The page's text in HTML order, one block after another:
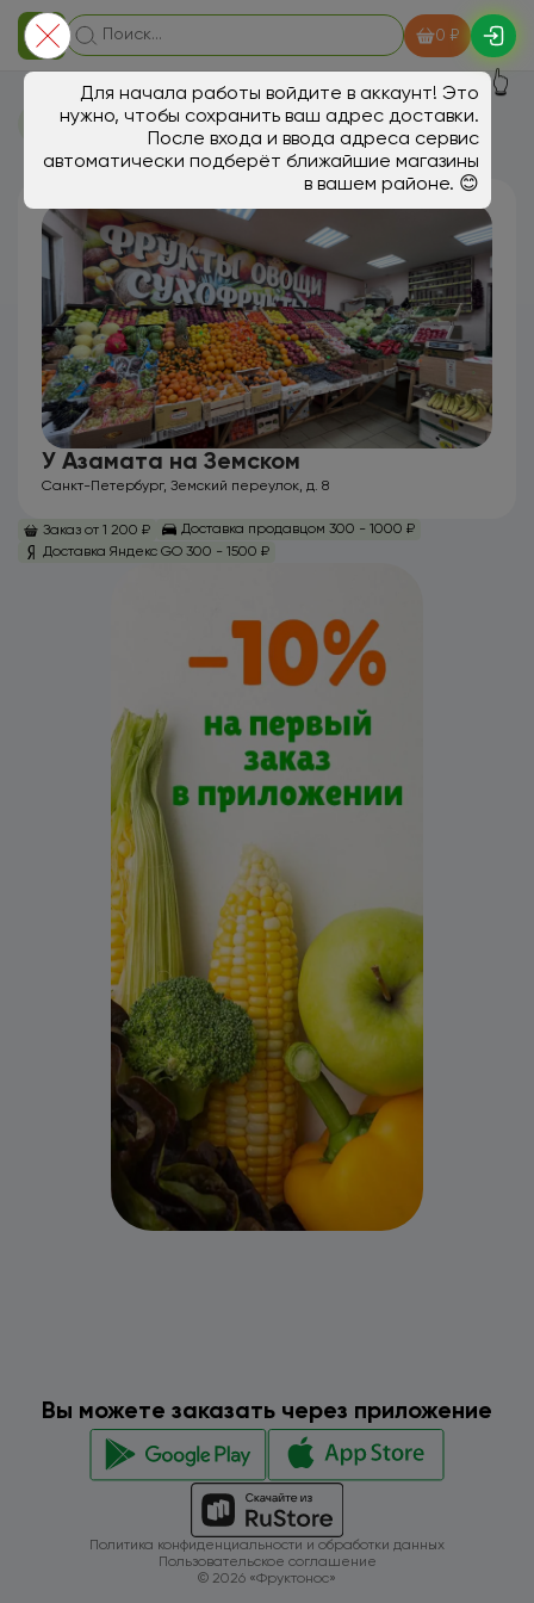
0 ₽
Для начала работы войдите в аккаунт! Это
нужно, чтобы сохранить ваш адрес доставки.
После входа и ввода адреса сервис
автоматически подберёт ближайшие магазины
в вашем районе. 😊
👆
Магазины
У Азамата на Земском
Санкт-Петербург, Земский переулок, д. 8
Заказ от 1 200 ₽
Доставка продавцом 300 - 1000 ₽
Доставка Яндекс GO 300 - 1500 ₽
Вы можете заказать через приложение
Политика конфиденциальности и обработки данных
Пользовательское соглашение
© 2026 «Фруктонос»